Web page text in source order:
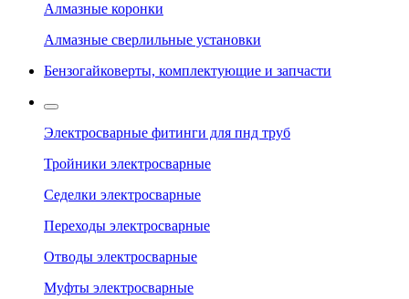
Алмазные коронки
Алмазные сверлильные установки
Бензогайковерты, комплектующие и запчасти
Электросварные фитинги для пнд труб
Тройники электросварные
Седелки электросварные
Переходы электросварные
Отводы электросварные
Муфты электросварные